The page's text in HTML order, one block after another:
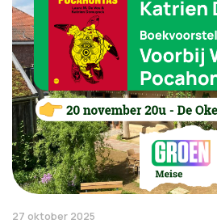
27 oktober 2025